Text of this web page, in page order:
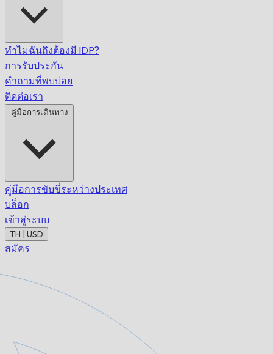
ทำไมฉันถึงต้องมี IDP?
การรับประกัน
คำถามที่พบบ่อย
ติดต่อเรา
คู่มือการเดินทาง
คู่มือการขับขี่ระหว่างประเทศ
บล็อก
เข้าสู่ระบบ
TH | USD
สมัคร